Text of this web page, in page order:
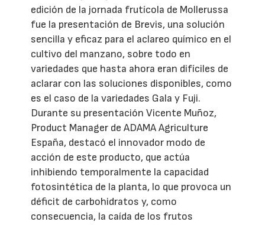
edición de la jornada frutícola de Mollerussa
fue la presentación de Brevis, una solución
sencilla y eficaz para el aclareo químico en el
cultivo del manzano, sobre todo en
variedades que hasta ahora eran difíciles de
aclarar con las soluciones disponibles, como
es el caso de la variedades Gala y Fuji.
Durante su presentación Vicente Muñoz,
Product Manager de ADAMA Agriculture
España, destacó el innovador modo de
acción de este producto, que actúa
inhibiendo temporalmente la capacidad
fotosintética de la planta, lo que provoca un
déficit de carbohidratos y, como
consecuencia, la caída de los frutos